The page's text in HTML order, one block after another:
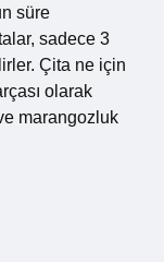
süre
sadece 3
Çita ne için
olarak
marangozluk